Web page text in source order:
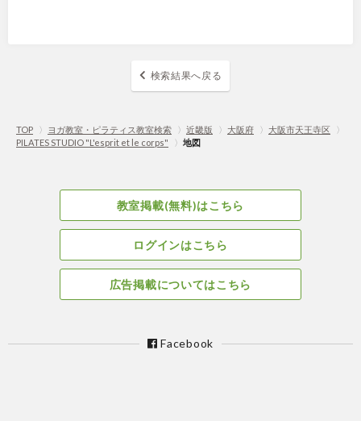
検索結果へ戻る
TOP 〉 ヨガ教室・ピラティス教室検索 〉 近畿版 〉 大阪府 〉 大阪市天王寺区
〉
PILATES STUDIO "L'esprit et le corps"
〉 地図
教室掲載(無料)はこちら
ログインはこちら
広告掲載についてはこちら
Facebook